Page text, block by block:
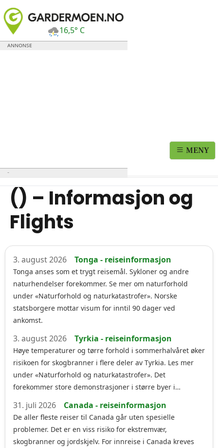
16,5° C
MENY
() – Informasjon og
Flights
3. august 2026 Tonga - reiseinformasjon
Tonga anses som et trygt reisemål. Sykloner og andre
naturhendelser forekommer. Se mer om naturforhold
under «Naturforhold og naturkatastrofer». Norske
statsborgere mottar visum for inntil 90 dager ved
ankomst.
3. august 2026 Tyrkia - reiseinformasjon
Høye temperaturer og tørre forhold i sommerhalvåret øker
risikoen for skogbranner i flere deler av Tyrkia. Les mer
under «Naturforhold og naturkatastrofer». Det
forekommer store demonstrasjoner i større byer i…
31. juli 2026 Canada - reiseinformasjon
De aller fleste reiser til Canada går uten spesielle
problemer. Det er en viss risiko for ekstremvær,
skogbranner og jordskjelv. For innreise i Canada kreves